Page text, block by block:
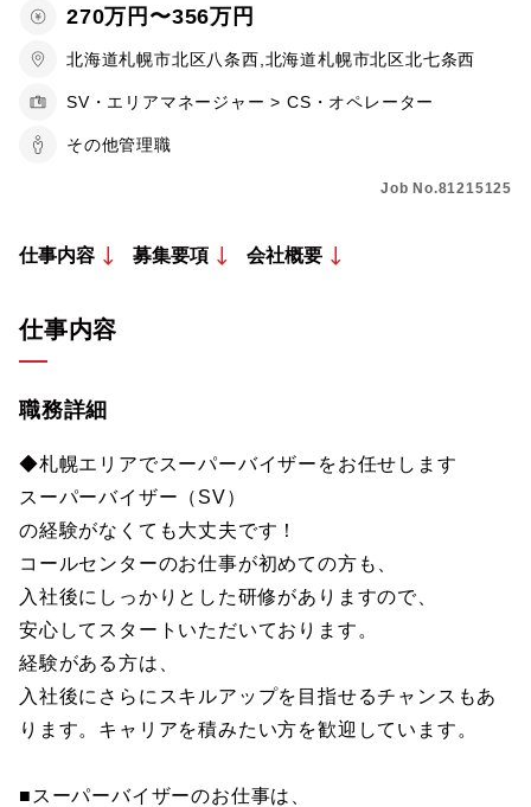
270万円〜356万円
北海道札幌市北区八条西,北海道札幌市北区北七条西
SV・エリアマネージャー > CS・オペレーター
その他管理職
Job No.81215125
仕事内容 募集要項 会社概要
仕事内容
職務詳細
◆札幌エリアでスーパーバイザーをお任せします
スーパーバイザー（SV）
の経験がなくても大丈夫です！
コールセンターのお仕事が初めての方も、
入社後にしっかりとした研修がありますので、
安心してスタートいただいております。
経験がある方は、
入社後にさらにスキルアップを目指せるチャンスもあ
ります。キャリアを積みたい方を歓迎しています。
■スーパーバイザーのお仕事は、